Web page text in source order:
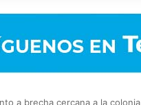
a brecha cercana a la